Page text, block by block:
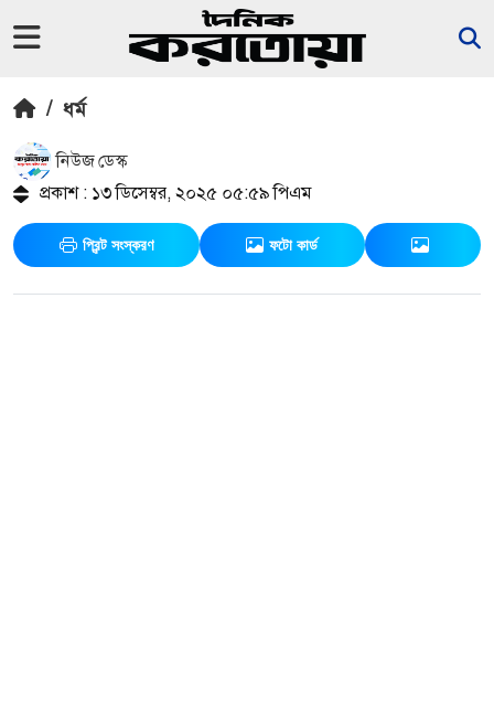
/ ধর্ম
নিউজ ডেস্ক
প্রকাশ : ১৩ ডিসেম্বর, ২০২৫ ০৫:৫৯ পিএম
প্রিন্ট সংস্করণ ফটো কার্ড